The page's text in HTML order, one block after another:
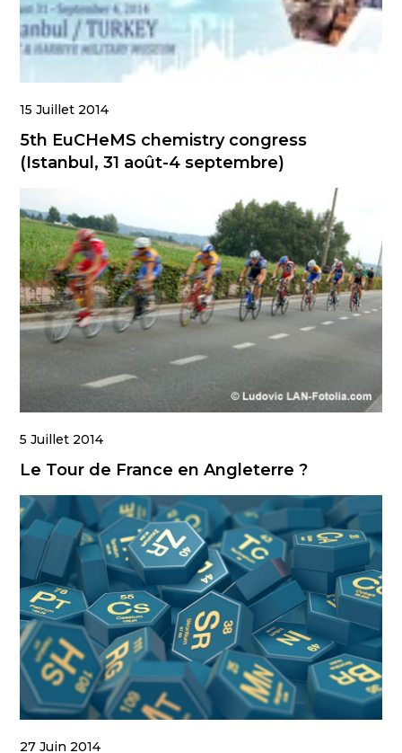
15 Juillet 2014
5th EuCHeMS chemistry congress
(Istanbul, 31 août-4 septembre)
5 Juillet 2014
Le Tour de France en Angleterre ?
27 Juin 2014